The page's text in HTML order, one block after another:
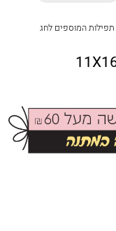
תפילות המוספים לחג